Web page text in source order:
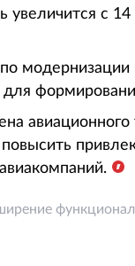
увеличится с